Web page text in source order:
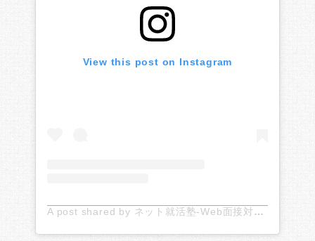
View this post on Instagram
A post shared by ネット就活塾-Web面接対策のお役立ち情報 (@netshukatsu)